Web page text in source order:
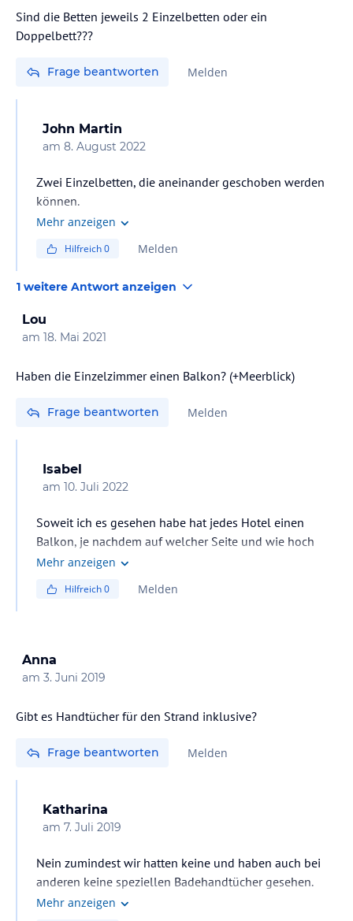
Sind die Betten jeweils 2 Einzelbetten oder ein
Doppelbett???
Frage beantworten Melden
John Martin
am 8. August 2022
Zwei Einzelbetten, die aneinander geschoben werden
können.
Mehr anzeigen
Hilfreich0 Melden
1 weitere Antwort anzeigen
Lou
am 18. Mai 2021
Haben die Einzelzimmer einen Balkon? (+Meerblick)
Frage beantworten Melden
Isabel
am 10. Juli 2022
Soweit ich es gesehen habe hat jedes Hotel einen
Balkon, je nachdem auf welcher Seite und wie hoch
man das Zimmer hat, hat man Poolblick oder Meerblick
Mehr anzeigen
Hilfreich0 Melden
Anna
am 3. Juni 2019
Gibt es Handtücher für den Strand inklusive?
Frage beantworten Melden
Katharina
am 7. Juli 2019
Nein zumindest wir hatten keine und haben auch bei
anderen keine speziellen Badehandtücher gesehen.
Mehr anzeigen